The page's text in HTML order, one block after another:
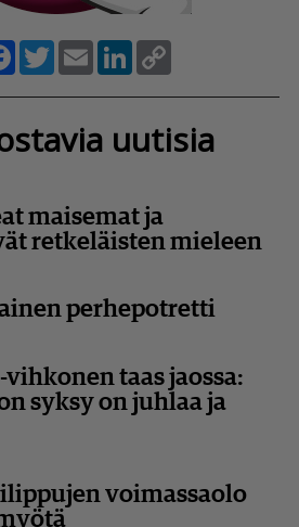
FacebookTwitterEmail LinkedIn
uutisia
maisemat ja
retkeläisten mieleen
perhepotretti
vihkonen taas jaossa:
syksy on juhlaa ja
voimassaolo